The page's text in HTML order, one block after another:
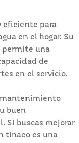
eficiente para
en el hogar. Su
permite una
de
en el servicio.
mantenimiento
buen
Si buscas mejorar
tinaco es una